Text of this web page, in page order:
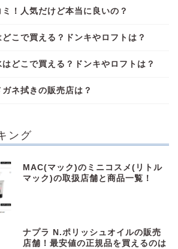
！人気だけど本当に良いの？
こで買える？ドンキやロフトは？
どこで買える？ドンキやロフトは？
ネ拭きの販売店は？
ング
MAC(マック)のミニコスメ(リトル
マック)の取扱店舗と商品一覧！
ナプラ N.ポリッシュオイルの販売
店舗！最安値の正規品を買えるのは